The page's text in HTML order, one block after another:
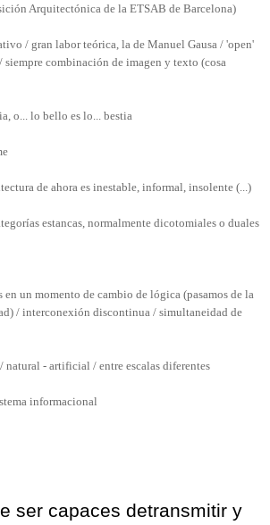
Arquitectónica de la ETSAB de Barcelona)
/ gran labor teórica, la de Manuel Gausa / 'open'
siempre combinación de imagen y texto (cosa
o... lo bello es lo... bestia
de ahora es inestable, informal, insolente (...)
estancas, normalmente dicotomiales o duales
en un momento de cambio de lógica (pasamos de la
/ interconexión discontinua / simultaneidad de
natural - artificial / entre escalas diferentes
informacional
ser capaces detransmitir y